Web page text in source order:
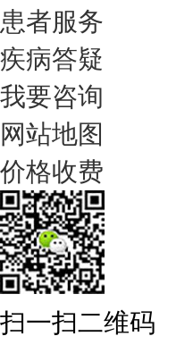
患者服务
疾病答疑
我要咨询
网站地图
价格收费
扫一扫二维码